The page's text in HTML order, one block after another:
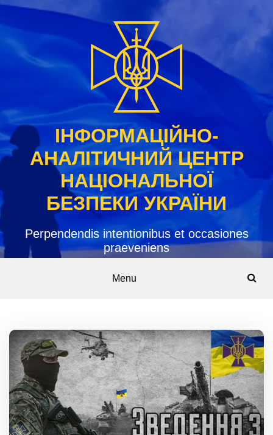
Skip
content
ІНФОРМАЦІЙНО-
АНАЛІТИЧНИЙ ЦЕНТР
НАЦІОНАЛЬНОЇ
БЕЗПЕКИ УКРАЇНИ
Perpendendis intentionibus et occasiones
praeveniens
Menu